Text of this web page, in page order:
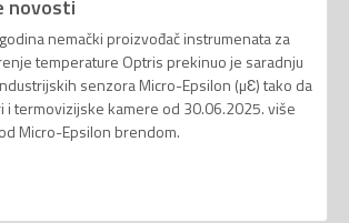
novosti
nemački proizvođač instrumenata za
temperature Optris prekinuo je saradnju
senzora Micro-Epsilon (µƐ) tako da
i termovizijske kamere od 30.06.2025. više
Micro-Epsilon brendom.